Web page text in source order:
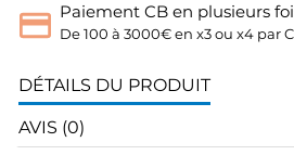
Paiement CB en plusieurs
De 100 à 3000€ en x3 ou x4 par
DÉTAILS DU PRODUIT
AVIS (0)